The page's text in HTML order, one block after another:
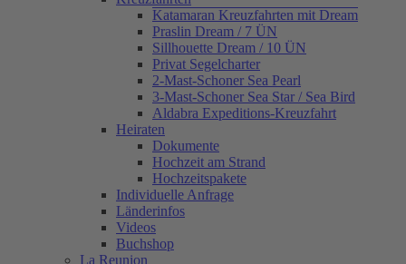
Katamaran Kreuzfahrten mit Dream
Praslin Dream / 7 ÜN
Sillhouette Dream / 10 ÜN
Privat Segelcharter
2-Mast-Schoner Sea Pearl
3-Mast-Schoner Sea Star / Sea Bird
Aldabra Expeditions-Kreuzfahrt
Heiraten
Dokumente
Hochzeit am Strand
Hochzeitspakete
Individuelle Anfrage
Länderinfos
Videos
Buchshop
La Reunion